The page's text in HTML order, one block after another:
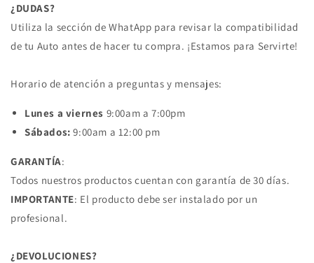
¿DUDAS?
Utiliza la sección de WhatApp para revisar la compatibilidad
de tu Auto antes de hacer tu compra. ¡Estamos para Servirte!
Horario de atención a preguntas y mensajes:
Lunes a viernes 9:00am a 7:00pm
Sábados: 9:00am a 12:00 pm
GARANTÍA:
Todos nuestros productos cuentan con garantía de 30 días.
IMPORTANTE: El producto debe ser instalado por un
profesional.
¿DEVOLUCIONES?